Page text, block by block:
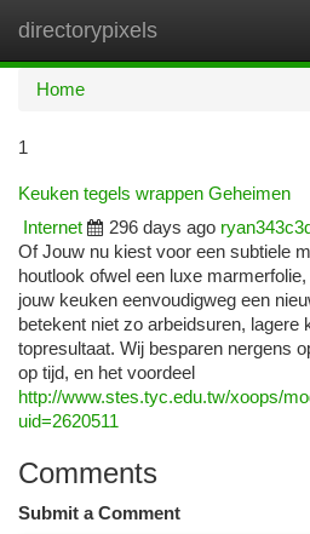
directorypixels
Home
1
Keuken tegels wrappen Geheimen
Internet
296 days ago
Of Jouw nu kiest voor een subtiele
houtlook ofwel een luxe
jouw keuken eenvoudigweg een
betekent niet zo arbeidsuren, lagere
topresultaat. Wij besparen nergens
op tijd, en het voordeel
http://www.stes.tyc.edu.tw/xoops/
uid=2620511
Comments
Submit a Comment